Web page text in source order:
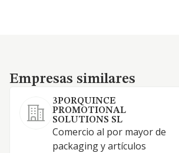
Empresas similares
Empresas similares
3PORQUINCE
PROMOTIONAL
SOLUTIONS SL
Comercio al por mayor de
packaging y artículos